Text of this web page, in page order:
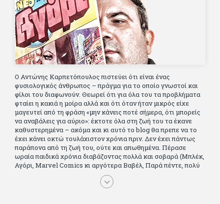
Ο Αντώνης Καρπετόπουλος πιστεύει ότι είναι ένας
φυσιολογικός άνθρωπος – πράγμα για το οποίο γνωστοί και
φίλοι του διαφωνούν. Θεωρεί ότι για όλα του τα προβλήματα
φταίει η κακιά η μοίρα αλλά και ότι όταν ήταν μικρός είχε
μαγευτεί από τη φράση «μην κάνεις ποτέ σήμερα, ότι μπορείς
να αναβάλεις για αύριο»: έκτοτε όλα στη ζωή του τα έκανε
καθυστερημένα – ακόμα και κι αυτό το blog θα πρεπε να το
έχει κάνει οκτώ τουλάχιστον χρόνια πριν. Δεν έχει πάντως
παράπονα από τη ζωή του, ούτε και απωθημένα. Πέρασε
ωραία παιδικά χρόνια διαβάζοντας πολλά και σοβαρά (Μπλέκ,
Αγόρι, Μarvel Comics κι αργότερα Βαβέλ, Παρά πέντε, πολύ
Αλέξανδρο Δουμά και αρκετό Ιούλιο Βέρν πριν τον κερδίσουν
τα αστυνομικά), απέκτησε τους σωστούς φίλους κυρίως γιατί